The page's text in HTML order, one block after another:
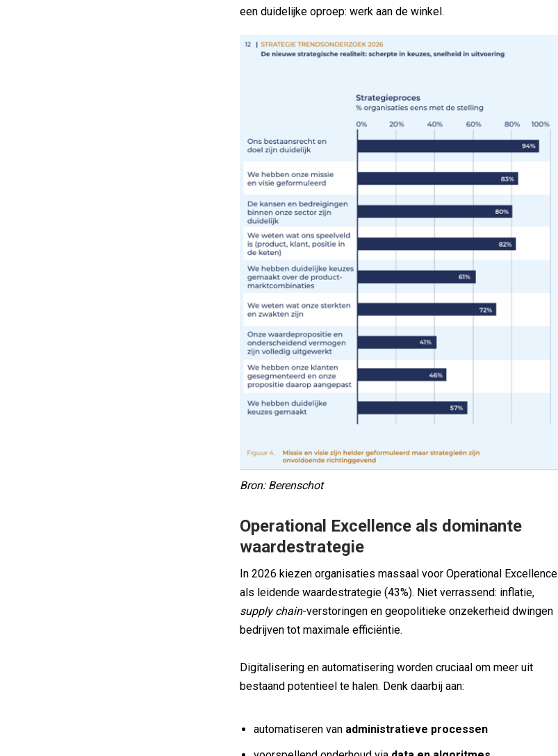
een duidelijke oproep: werk aan de winkel.
Bron: Berenschot
Operational Excellence als dominante
waardestrategie
In 2026 kiezen organisaties massaal voor Operational Excellence
als leidende waardestrategie (43%). Niet verrassend: inflatie,
supply chain-verstoringen en geopolitieke onzekerheid dwingen
bedrijven tot maximale efficiëntie.
Digitalisering en automatisering worden cruciaal om meer uit
bestaand potentieel te halen. Denk daarbij aan:
automatiseren van administratieve processen